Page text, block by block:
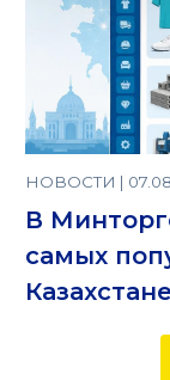
НОВОСТИ |
В
самых
Казахстане